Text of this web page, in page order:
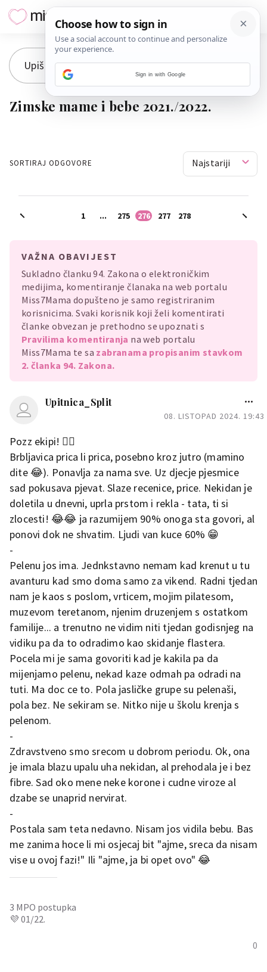
Zimske mame i bebe 2021./2022.
SORTIRAJ ODGOVORE Najstariji
1 ... 275 276 277 278
VAŽNA OBAVIJEST
Sukladno članku 94. Zakona o elektroničkim
medijima, komentiranje članaka na web portalu
Miss7Mama dopušteno je samo registriranim
korisnicima. Svaki korisnik koji želi komentirati
članke obvezan je prethodno se upoznati s
Pravilima komentiranja na web portalu
Miss7Mama te sa zabranama propisanim stavkom
2. članka 94. Zakona.
Upitnica_Split
08. LISTOPAD 2024. 19:43
Pozz ekipi! 🖐🏻
Brbljavica prica li prica, posebno kroz jutro (mamino
dite 😂). Ponavlja za nama sve. Uz djecje pjesmice
sad pokusava pjevat. Slaze recenice, price. Nekidan je
doletila u dnevni, uprla prstom i rekla - tata, ti si
zlocesti! 😂😂 ja razumijem 90% onoga sta govori, al
ponovi dok ne shvatim. Ljudi van kuce 60% 😁
-
Pelenu jos ima. Jednkstavno nemam kad krenut u tu
avanturu kad smo doma samo za vikend. Radni tjedan
nam je kaos s poslom, vrticem, mojim pilatesom,
muzevom teretanom, njenim druzenjem s ostatkom
familije... a trenutno ne vidim niti tjedan godisnjeg na
vidiku pa da to odradimo kao skidanje flastera.
Pocela mi je sama govoriti kad je kakila pa da
mijenjamo pelenu, nekad kaze odmah pa odradi na
tuti. Ma doc ce to. Pola jasličke grupe su pelenaši,
pola bez. Ne sekiram se. Nitko nije u školu krenja s
pelenom.
-
Zdravstveno smo srecom u dobrom periodu. Ok, ona
je imala blazu upalu uha nekidan, al prehodala je i bez
fibre. Sad oko mene neke korone i cudne viroze al
dzabe se unaprid nervirat.
-
Postala sam teta nedavno. Nisam jos vidila bebu. Bas
me zanima hoce li mi osjecaj bit "ajme, sreca da nisam
vise u ovoj fazi!" Ili "ajme, ja bi opet ovo" 😂
0
3 MPO postupka
💜 01/22.
Sign in with Google